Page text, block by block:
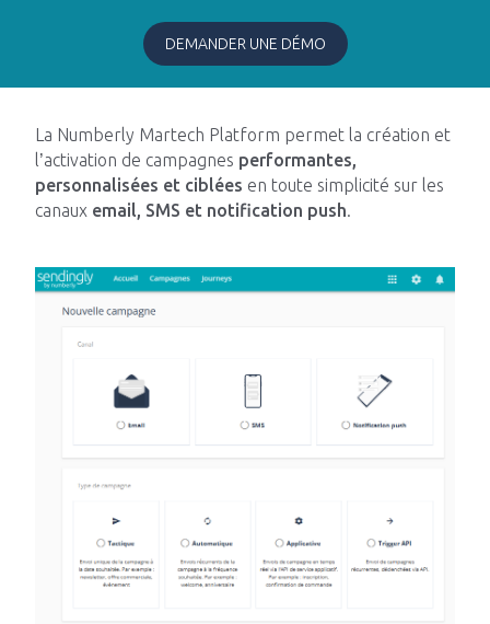
Impacts
Blog Tech
Contactez-nous
DEMANDER UNE DÉMO
La Numberly Martech Platform permet la création et
l’activation de campagnes performantes,
personnalisées et ciblées en toute simplicité sur les
canaux email, SMS et notification push.